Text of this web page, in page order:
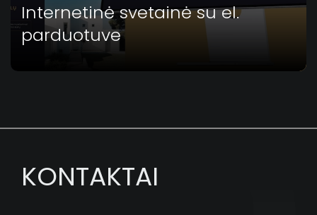
Internetinė svetainė su el.
parduotuve
KONTAKTAI